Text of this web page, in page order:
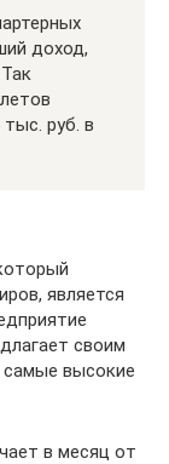
доход,
руб. в
является
своим
высокие
в месяц от